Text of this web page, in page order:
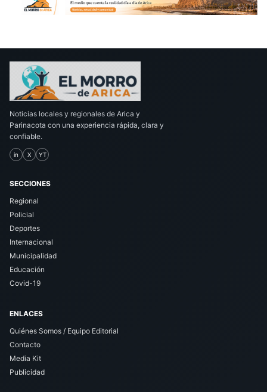
Noticias locales y regionales de Arica y
Parinacota con una experiencia rápida, clara y
confiable.
in X YT
SECCIONES
Regional
Policial
Deportes
Internacional
Municipalidad
Educación
Covid-19
ENLACES
Quiénes Somos / Equipo Editorial
Contacto
Media Kit
Publicidad